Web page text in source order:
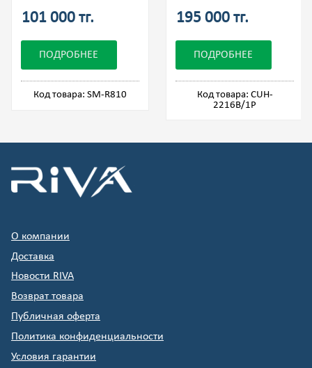
101 000 тг.
ПОДРОБНЕЕ
Код товара: SM-R810
195 000 тг.
ПОДРОБНЕЕ
Код товара: CUH-
2216B/1P
О компании
Доставка
Новости RIVA
Возврат товара
Публичная оферта
Политика конфиденциальности
Условия гарантии